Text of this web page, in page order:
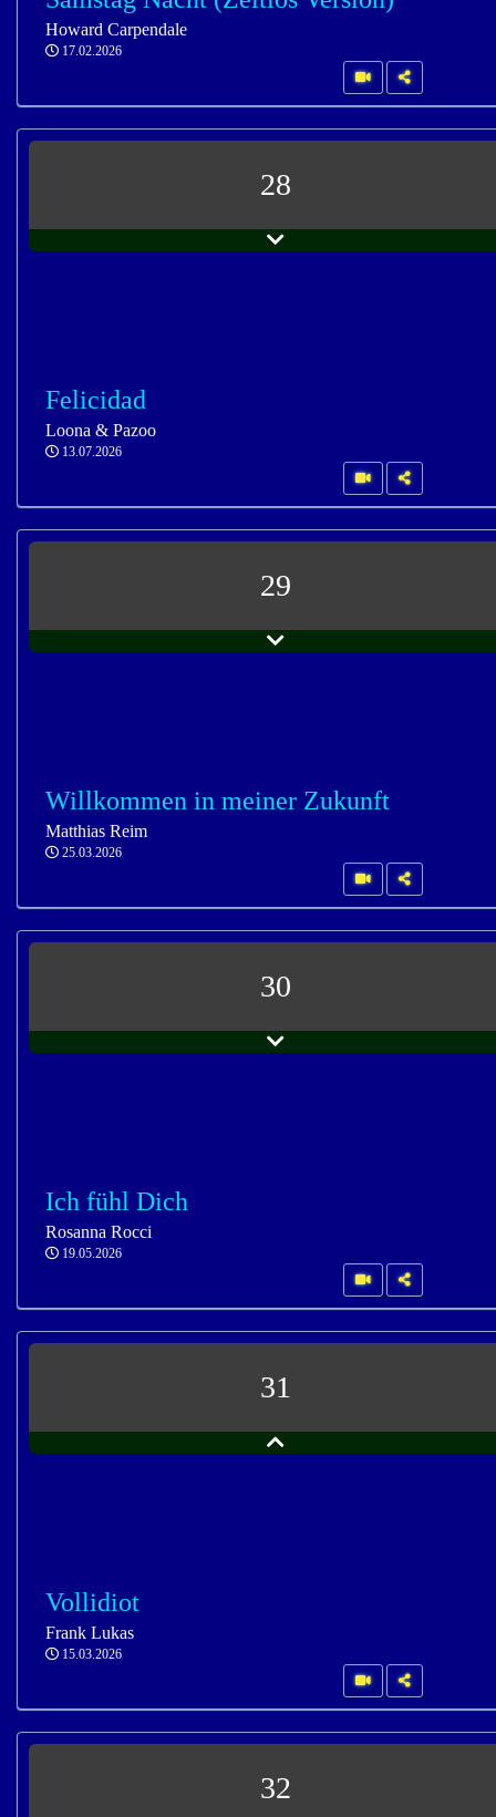
Howard Carpendale
17.02.2026
28
Felicidad
Loona & Pazoo
13.07.2026
29
Willkommen in meiner Zukunft
Matthias Reim
25.03.2026
30
Ich fühl Dich
Rosanna Rocci
19.05.2026
31
Vollidiot
Frank Lukas
15.03.2026
32